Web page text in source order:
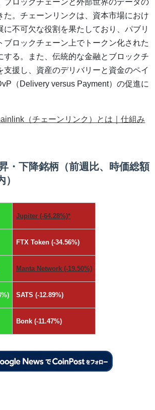
た。チェーンリンクは、資本市場におけ
に不可欠な役割を果たしており、パブリ
ブロックチェーン上でトークン化された
する。また、伝統的な金融とブロックチ
支援し、資産のデリバリーと資金のペイ
（Delivery versus Payment）の促進に
（チェーンリンク）とは｜仕組み
・下降銘柄（前週比、時価総額
Jupiter (-64.28%)*
FTX Token (-34.56%)
Manta Network (-19.50%)
SATS (-12.89%)
Bonk (-11.47%)